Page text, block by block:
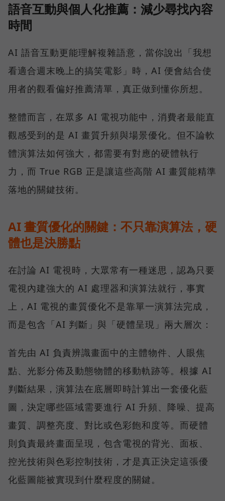
語音互動與個人化推薦：減少尋找內容
時間
AI 語音互動更能理解複雜語意，當你說出「我想
看適合週末晚上的搞笑電影」時，AI 便會結合使
用者的觀看偏好推薦清單，真正做到懂你所想。
整體而言，在眾多 AI 電視功能中，消費者最能直
觀感受到的是 AI 畫質升頻與場景優化。但不論軟
體演算法如何強大，都需要有對應的硬體執行
力，而 True RGB 正是讓這些高階 AI 畫質能精準
落地的關鍵技術。
AI 畫質優化的關鍵：不只靠演算法，硬
體也是決勝點
在討論 AI 電視時，大眾常有一種迷思，認為只要
電視內建強大的 AI 處理器和演算法就行，事實
上，AI 電視的畫質優化不是靠單一演算法完成，
而是包含「AI 判斷」與「硬體呈現」兩大層次：
首先由 AI 負責辨識畫面中的主體物件、人眼焦
點、光影分佈及動態物體的移動軌跡等。根據 AI
判斷結果，演算法在底層即時計算出一套優化藍
圖，決定哪些區域需要進行 AI 升頻、降噪、提高
畫質、調整亮度、對比或色彩飽和度等。而硬體
則負責最終畫面呈現，包含電視的背光、面板、
控光技術與色彩控制技術，才是真正決定這張優
化藍圖能被實現到什麼程度的關鍵。